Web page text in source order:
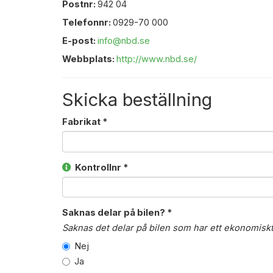
Postnr: 942 04
Telefonnr: 0929-70 000
E-post: info@nbd.se
Webbplats: http://www.nbd.se/
Skicka beställning
Fabrikat *
Kontrollnr *
Saknas delar på bilen? *
Saknas det delar på bilen som har ett
Nej
Ja